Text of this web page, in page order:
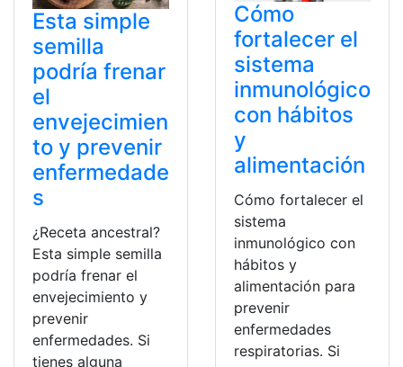
Esta simple
semilla
podría frenar
el
envejecimien
to y prevenir
enfermedade
s
¿Receta ancestral?
Esta simple semilla
podría frenar el
envejecimiento y
prevenir
enfermedades. Si
tienes alguna
Cómo
fortalecer el
sistema
inmunológico
con hábitos
y
alimentación
Cómo fortalecer el
sistema
inmunológico con
hábitos y
alimentación para
prevenir
enfermedades
respiratorias. Si